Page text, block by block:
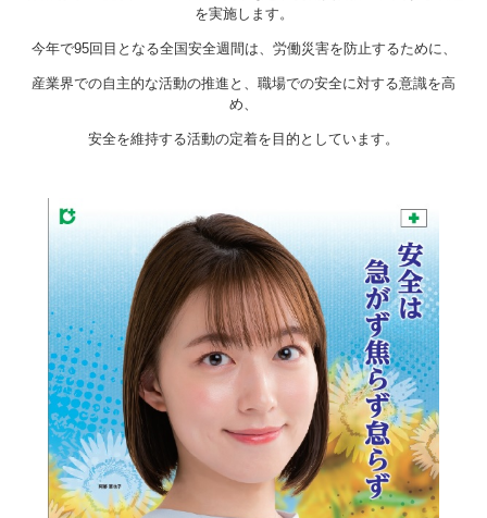
を実施します。
今年で95回目となる全国安全週間は、労働災害を防止するために、
産業界での自主的な活動の推進と、職場での安全に対する意識を高
め、
安全を維持する活動の定着を目的としています。